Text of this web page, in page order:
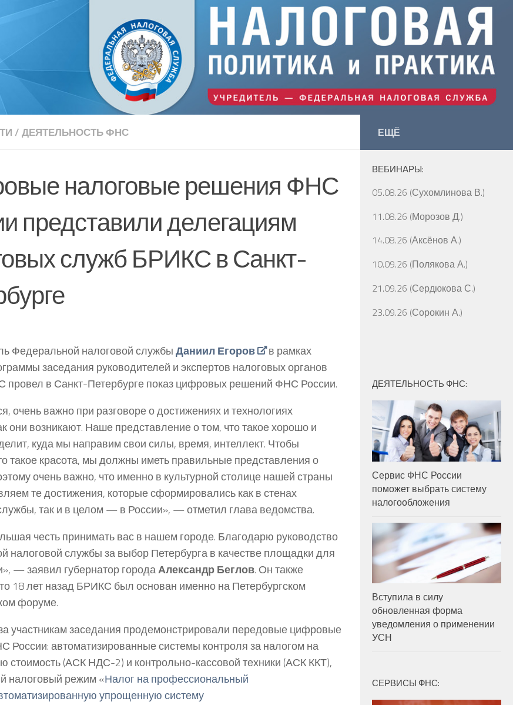
/ДЕЯТЕЛЬНОСТЬ ФНС
налоговые решения ФНС
представили делегациям
служб БРИКС в Санкт-
Федеральной налоговой службыДаниил Егоров
в рамках
заседания руководителей и экспертов налоговых органов
провел в Санкт-Петербурге показ цифровых решений ФНС России.
очень важно при разговоре о достижениях и технологиях
они возникают. Наше представление о том, что такое хорошо и
куда мы направим свои силы, время, интеллект. Чтобы
такое красота, мы должны иметь правильные представления о
очень важно, что именно в культурной столице нашей страны
те достижения, которые сформировались как в стенах
так и в целом — в России», — отметил глава ведомства.
честь принимать вас в нашем городе. Благодарю руководство
налоговой службы за выбор Петербурга в качестве площадки для
— заявил губернатор городаАлександр Беглов. Он также
18 лет назад БРИКС был основан именно на Петербургском
форуме.
участникам заседания продемонстрировали передовые цифровые
России: автоматизированные системы контроля за налогом на
стоимость (АСК НДС-2) и контрольно-кассовой техники (АСК ККТ),
налоговый режим «Налог на профессиональный
упрощенную систему
ЕЩЁ
ВЕБИНАРЫ:
05.08.26 (Сухомлинова В.)
11.08.26 (Морозов Д.)
14.08.26 (Аксёнов А.)
10.09.26 (Полякова А.)
21.09.26 (Сердюкова С.)
23.09.26 (Сорокин А.)
ДЕЯТЕЛЬНОСТЬ ФНС:
Сервис ФНС России
поможет выбрать систему
налогообложения
Вступила в силу
обновленная форма
уведомления о применении
УСН
СЕРВИСЫ ФНС: